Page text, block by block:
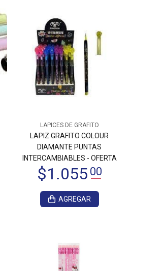
LAPICES DE GRAFITO
LAPIZ GRAFITO COLOUR
DIAMANTE PUNTAS
INTERCAMBIABLES - OFERTA
AGREGAR